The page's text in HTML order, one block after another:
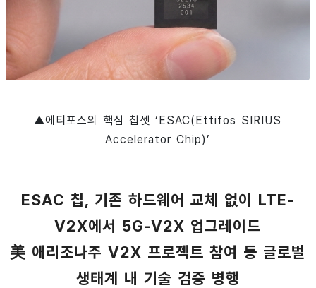
▲에티포스의 핵심 칩셋 ‘ESAC(Ettifos SIRIUS
Accelerator Chip)’
ESAC 칩, 기존 하드웨어 교체 없이 LTE-
V2X에서 5G-V2X 업그레이드
美 애리조나주 V2X 프로젝트 참여 등 글로벌
생태계 내 기술 검증 병행